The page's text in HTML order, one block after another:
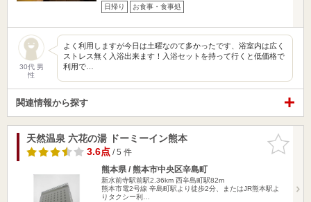
日帰り お食事・食事処
30代 男
性
よく利用しますが今日は土曜なのて多かったです、浴室内は広く
ストレス無く入浴出来ます！入浴セットを持って行くと低価格で
利用で…
関連情報から探す
お気に入
りに追加
天然温泉 六花の湯 ドーミーイン熊本
3.6点/ 5 件
熊本県 / 熊本市中央区辛島町
新水前寺駅前駅2.36km 西辛島町駅82m
熊本市電2号線 辛島町駅より徒歩2分、またはJR熊本駅よ
りタクシー利…